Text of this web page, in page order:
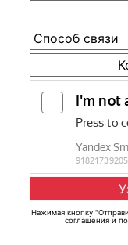
Нажимая кнопку
соглашения и